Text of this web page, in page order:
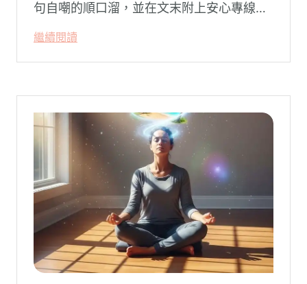
句自嘲的順口溜，並在文末附上安心專線與
被廣泛轉載。對許多投資人而言，螢幕上下
跌的數字背後，實質連結的是個人的財務壓
繼續閱讀